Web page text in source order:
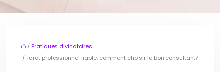
/Pratiques divinatoires
/ Tarot professionnel fiable: comment choisir le bon consultant?